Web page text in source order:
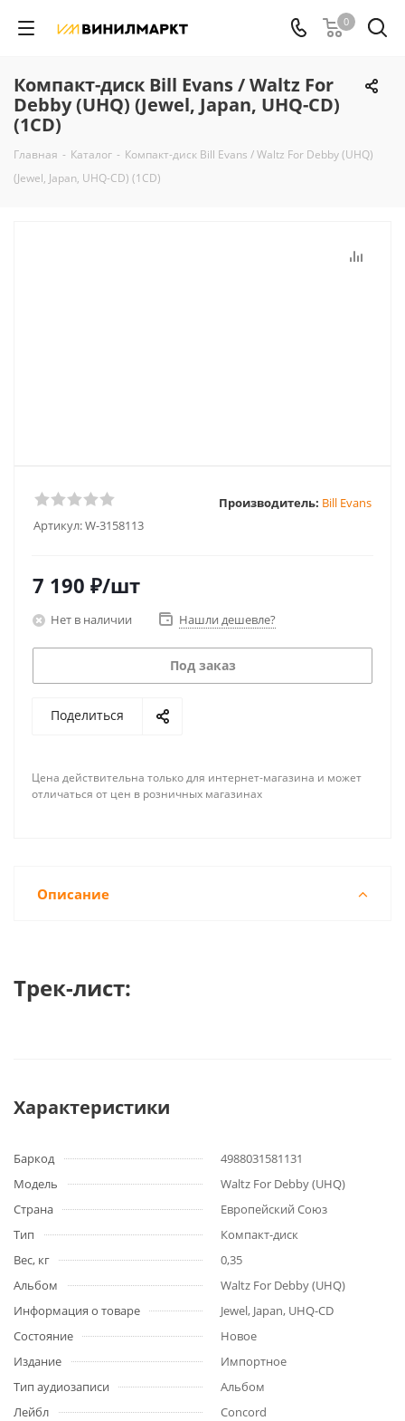
0
Компакт-диск Bill Evans / Waltz For
Debby (UHQ) (Jewel, Japan, UHQ-CD)
(1CD)
Главная - Каталог - Компакт-диск Bill Evans / Waltz For Debby (UHQ)
(Jewel, Japan, UHQ-CD) (1CD)
Артикул:W-3158113
Производитель: Bill Evans
7 190 ₽/шт
Нет в наличии Нашли дешевле?
Под заказ
Поделиться
Цена действительна только для интернет-магазина и может
отличаться от цен в розничных магазинах
Описание
Трек-лист:
Характеристики
Баркод
4988031581131
Модель
Waltz For Debby (UHQ)
Страна
Европейский Союз
Тип
Компакт-диск
Вес, кг
0,35
Альбом
Waltz For Debby (UHQ)
Информация о товаре
Jewel, Japan, UHQ-CD
Состояние
Новое
Издание
Импортное
Тип аудиозаписи
Альбом
Лейбл
Concord